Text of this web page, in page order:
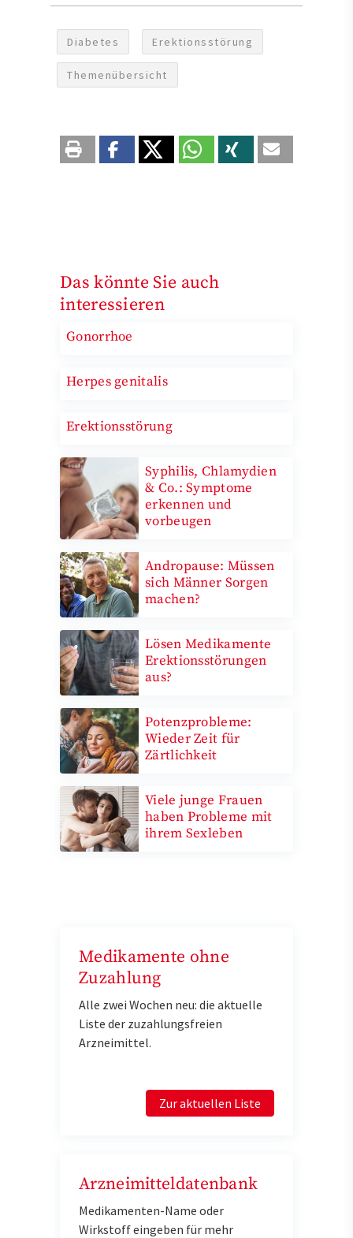
Diabetes Erektionsstörung
Themenübersicht
Das könnte Sie auch
interessieren
Gonorrhoe
Herpes genitalis
Erektionsstörung
Syphilis, Chlamydien
& Co.: Symptome
erkennen und
vorbeugen
Andropause: Müssen
sich Männer Sorgen
machen?
Lösen Medikamente
Erektionsstörungen
aus?
Potenzprobleme:
Wieder Zeit für
Zärtlichkeit
Viele junge Frauen
haben Probleme mit
ihrem Sexleben
Medikamente ohne
Zuzahlung
Alle zwei Wochen neu: die aktuelle
Liste der zuzahlungsfreien
Arzneimittel.
Zur aktuellen Liste
Arzneimitteldatenbank
Medikamenten-Name oder
Wirkstoff eingeben für mehr